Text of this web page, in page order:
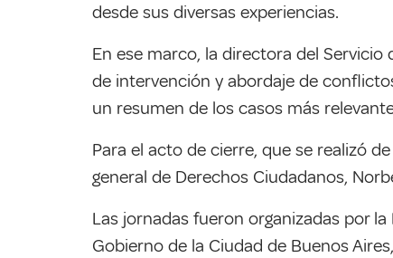
desde sus diversas experiencias.
En ese marco, la directora del
de intervención y abordaje de
un resumen de los casos más
Para el acto de cierre, que se realizó
general de Derechos Ciudadanos,
Las jornadas fueron organizadas por
Gobierno de la Ciudad de Buenos